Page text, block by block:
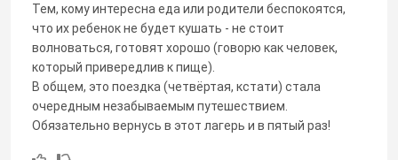
Тем, кому интересна еда или родители беспокоятся,
что их ребенок не будет кушать - не стоит
волноваться, готовят хорошо (говорю как человек,
который привередлив к пище).
В общем, это поездка (четвёртая, кстати) стала
очередным незабываемым путешествием.
Обязательно вернусь в этот лагерь и в пятый раз!